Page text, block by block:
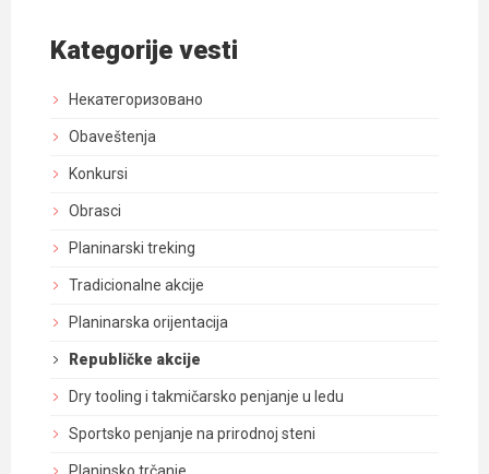
Kategorije vesti
Некатегоризовано
Obaveštenja
Konkursi
Obrasci
Planinarski treking
Tradicionalne akcije
Planinarska orijentacija
Republičke akcije
Dry tooling i takmičarsko penjanje u ledu
Sportsko penjanje na prirodnoj steni